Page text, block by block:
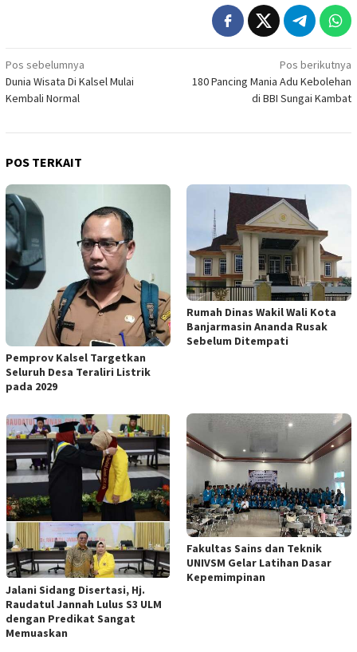
Navigasi
pos
Pos sebelumnya
Dunia Wisata Di Kalsel Mulai
Kembali Normal
Pos berikutnya
180 Pancing Mania Adu Kebolehan
di BBI Sungai Kambat
POS TERKAIT
Pemprov Kalsel Targetkan
Seluruh Desa Teraliri Listrik
pada 2029
Rumah Dinas Wakil Wali Kota
Banjarmasin Ananda Rusak
Sebelum Ditempati
Jalani Sidang Disertasi, Hj.
Raudatul Jannah Lulus S3 ULM
dengan Predikat Sangat
Memuaskan
Fakultas Sains dan Teknik
UNIVSM Gelar Latihan Dasar
Kepemimpinan